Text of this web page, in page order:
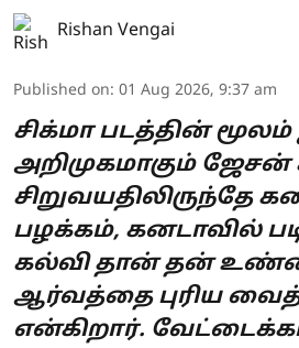
Rishan Vengai
Published on: 01 Aug 2026, 9:37 am
சிக்மா படத்தின்
அறிமுகமாகும்
சிறுவயதிலிருந்தே
பழக்கம், கனடாவில்
கல்வி தான் தன்
ஆர்வத்தை புரிய
என்கிறார்.